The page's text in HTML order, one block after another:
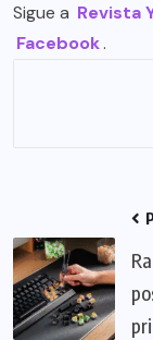
Sigue a Revista
Facebook.